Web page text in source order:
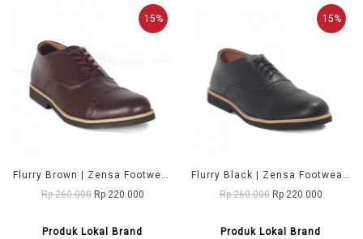
15%
Flurry Brown | Zensa Footwear Sepatu Formal Pria Pantofel Shoes
Rp 260.000 Rp 220.000
Produk Lokal Brand
15%
Flurry Black | Zensa Footwear Sepatu Formal Pria Pantofel Shoes
Rp 260.000 Rp 220.000
Produk Lokal Brand